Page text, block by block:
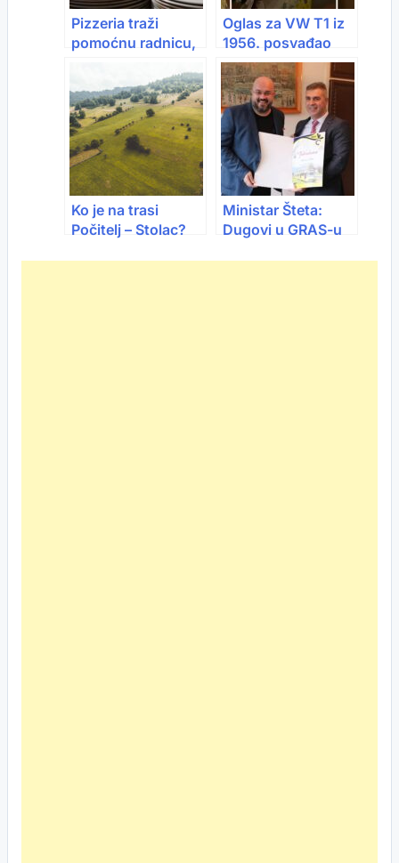
Pizzeria traži
pomoćnu radnicu,
svi gledaju ovaj
oglas
Oglas za VW T1 iz
1956. posvađao
narod: “Vrijedi
bogatstvo” vs.
“Dobro je za
kokošinjac”
Ko je na trasi
Počitelj – Stolac?
Ministar Šteta:
Dugovi u GRAS-u